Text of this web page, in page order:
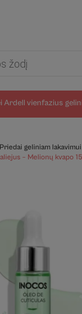
Ardell vienfazius
Priedai geliniam lakavimui
– Melionų kvapo